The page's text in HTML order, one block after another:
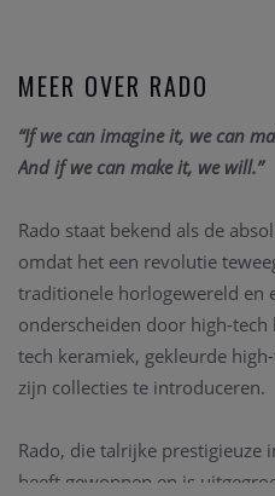
MEER OVER RADO
“If we can imagine it, we can
And if we can make it, we will.”
Rado staat bekend als de
omdat het een revolutie
traditionele horlogewereld en
onderscheiden door high-
tech keramiek, gekleurde
zijn collecties te introduceren.
Rado, die talrijke prestigieuze
heeft gewonnen en is